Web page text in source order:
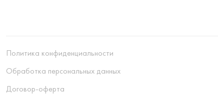
Политика конфиденциальности
Обработка персональных данных
Договор-оферта